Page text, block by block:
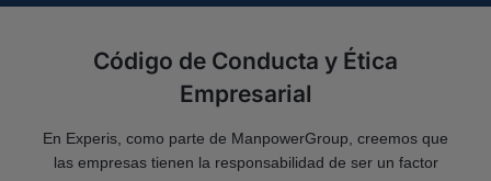
Código de Conducta y Ética
Empresarial
En Experis, como parte de ManpowerGroup, creemos que
las empresas tienen la responsabilidad de ser un factor